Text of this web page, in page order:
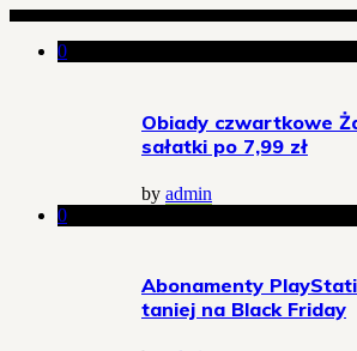
0
Obiady czwartkowe
sałatki po 7,99 zł
by admin
0
Abonamenty
taniej na Black Friday